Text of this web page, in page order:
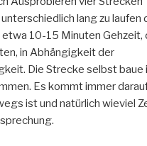
lang zu laufen
10-15 Minuten Gehzeit,
in Abhängigkeit der
Die Strecke selbst baue
Es kommt immer
ist und natürlich wieviel